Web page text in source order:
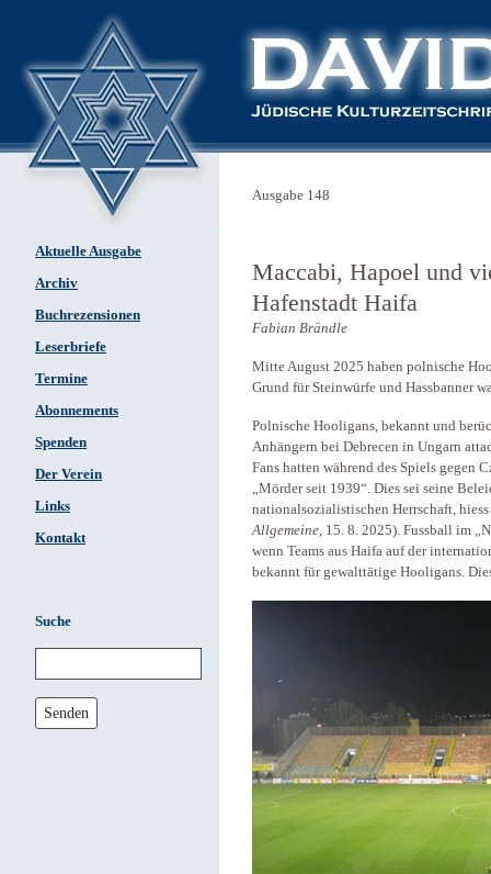
Aktuelle Ausgabe
Archiv
Buchrezensionen
Leserbriefe
Termine
Abonnements
Spenden
Der Verein
Links
Kontakt
Suche
Senden
Ausgabe 148
Maccabi, Hapoel und
Hafenstadt Haifa
Fabian Brändle
Mitte August 2025 haben polnische
Grund für Steinwürfe und Hassbanner
Polnische Hooligans, bekannt und
Anhängern bei Debrecen in Ungarn
Fans hatten während des Spiels gegen
„Mörder seit 1939“. Dies sei seine
nationalsozialistischen Herrschaft,
Allgemeine, 15. 8. 2025). Fussball im
wenn Teams aus Haifa auf der
bekannt für gewalttätige Hooligans.